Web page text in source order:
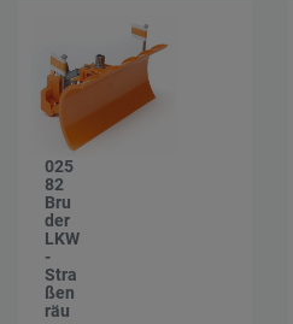
025
82
Bru
der
LKW
-
Stra
ßen
räu